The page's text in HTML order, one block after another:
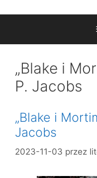
„Blake i
P. Jacobs
„Blake i
Jacobs
2023-11-03 przez